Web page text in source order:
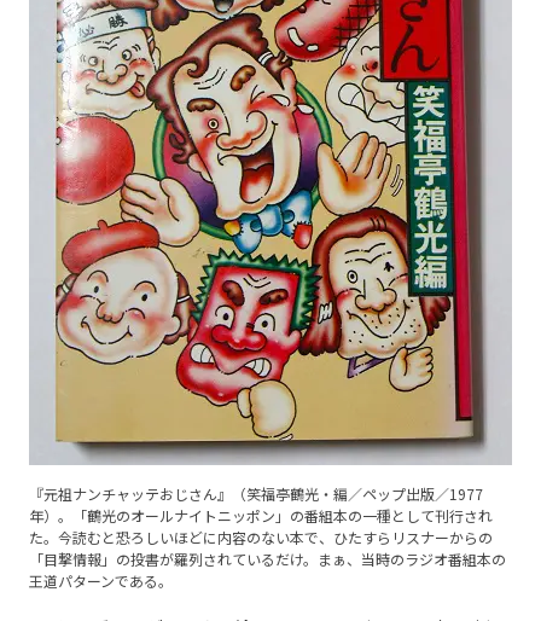
『元祖ナンチャッテおじさん』（笑福亭鶴光・編／ペップ出版／1977
年）。「鶴光のオールナイトニッポン」の番組本の一種として刊行され
た。今読むと恐ろしいほどに内容のない本で、ひたすらリスナーからの
「目撃情報」の投書が羅列されているだけ。まぁ、当時のラジオ番組本の
王道パターンである。